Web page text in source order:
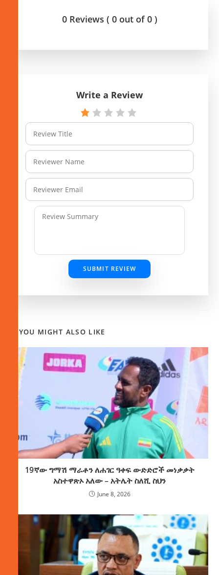
0 Reviews ( 0 out of 0 )
Write a Review
SUBMIT REVIEW
YOU MIGHT ALSO LIKE
19ኛው ግማሽ ማራቶን ለሐገር ዓቀፍ ውድድሮች መነቃቃት
አስተዋጽኦ አለው – አትሌት ስለሺ ስህን
June 8, 2026